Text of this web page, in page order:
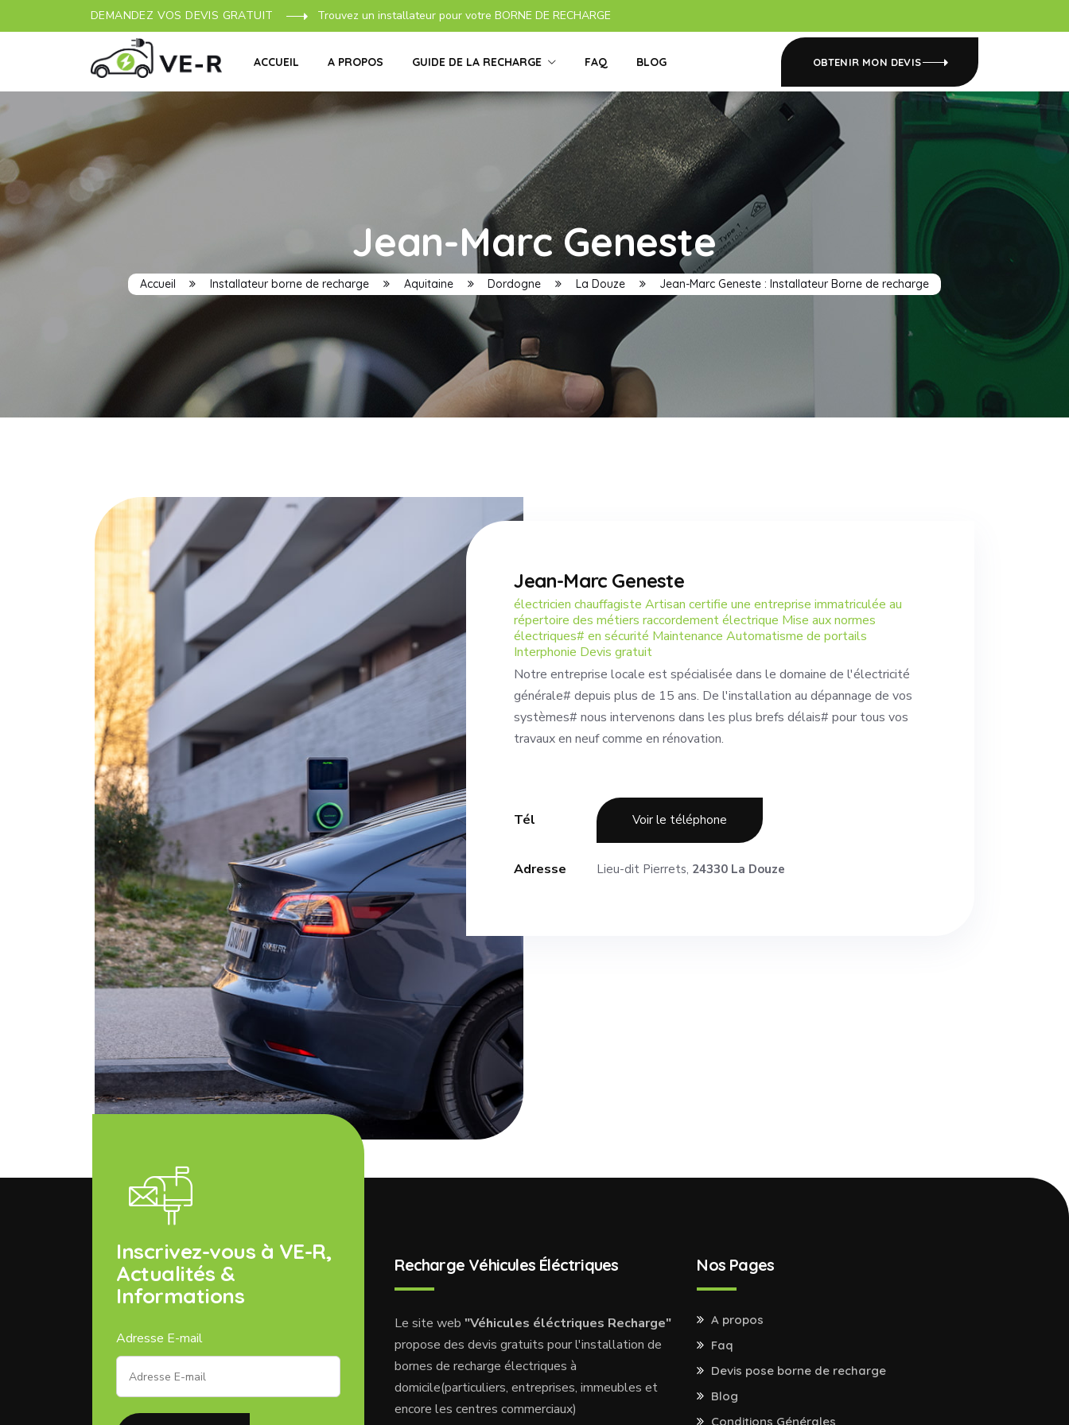
DEMANDEZ VOS DEVIS GRATUIT Trouvez un installateur pour votre BORNE DE RECHARGE
ACCUEIL A PROPOS GUIDE DE LA RECHARGE FAQ BLOG OBTENIR MON DEVIS
Jean-Marc Geneste
Accueil Installateur borne de recharge Aquitaine Dordogne La Douze Jean-Marc Geneste : Installateur Borne de recharge
Jean-Marc Geneste
électricien chauffagiste Artisan certifie une entreprise immatriculée au
répertoire des métiers raccordement électrique Mise aux normes
électriques# en sécurité Maintenance Automatisme de portails
Interphonie Devis gratuit
Notre entreprise locale est spécialisée dans le domaine de l'électricité
générale# depuis plus de 15 ans. De l'installation au dépannage de vos
systèmes# nous intervenons dans les plus brefs délais# pour tous vos
travaux en neuf comme en rénovation.
Tél Voir le téléphone
Adresse Lieu-dit Pierrets, 24330 La Douze
Inscrivez-vous à VE-R,
Actualités &
Informations
Adresse E-mail
Recharge Véhicules Éléctriques
Le site web"Véhicules éléctriques Recharge"
propose des devis gratuits pour l'installation de
bornes de recharge électriques à
domicile(particuliers, entreprises, immeubles et
encore les centres commerciaux)
Nos Pages
A propos
Faq
Devis pose borne de recharge
Blog
Conditions Générales